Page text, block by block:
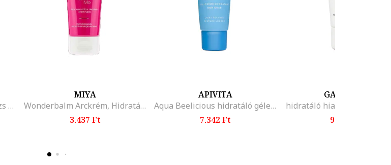
fényvédő, könnyű, fekete rizs kivonattal, SPF 50+ PA++++, matt felület, 50 ml
MIYA
Wonderbalm Arckrém, Hidratálás rózsavízzel, 75 ml
3.437 Ft
APIVITA
Aqua Beelicious hidratáló géles krém, 40ml
7.342 Ft
GAMARDE
hidratáló hialuronsavval,
9.388 Ft